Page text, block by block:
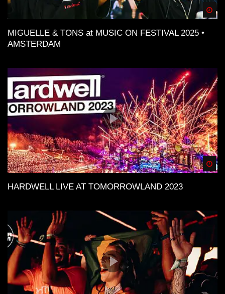
MIGUELLE & TONS at MUSIC ON FESTIVAL 2025 •
AMSTERDAM
HARDWELL LIVE AT TOMORROWLAND 2023